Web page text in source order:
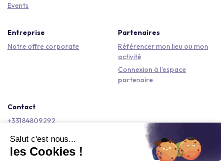
Events
Entreprise
Notre offre corporate
Partenaires
Référencer mon lieu ou mon
activité
Connexion à l'espace
partenaire
Contact
+33184809292